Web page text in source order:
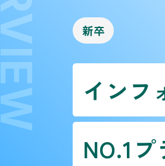
新卒
インフ
NO.1